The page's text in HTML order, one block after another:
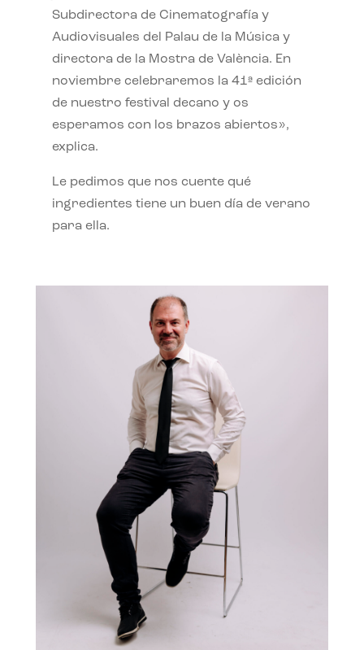
Subdirectora de Cinematografía y
Audiovisuales del Palau de la Música y
directora de la Mostra de València. En
noviembre celebraremos la 41ª edición
de nuestro festival decano y os
esperamos con los brazos abiertos»,
explica.
Le pedimos que nos cuente qué
ingredientes tiene un buen día de verano
para ella.